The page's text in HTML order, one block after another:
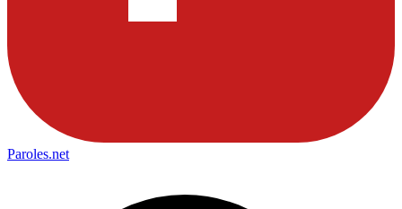
Paroles.net